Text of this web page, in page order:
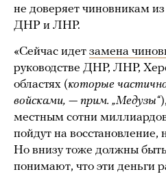
не доверяет чиновникам
ДНР и ЛНР.
«Сейчас идет замена
руководстве ДНР, ЛНР,
областях (которые
войсками, — прим. „Медузы“
местным сотни
пойдут на восстановление,
Но внизу тоже должны
понимают, что эти деньги